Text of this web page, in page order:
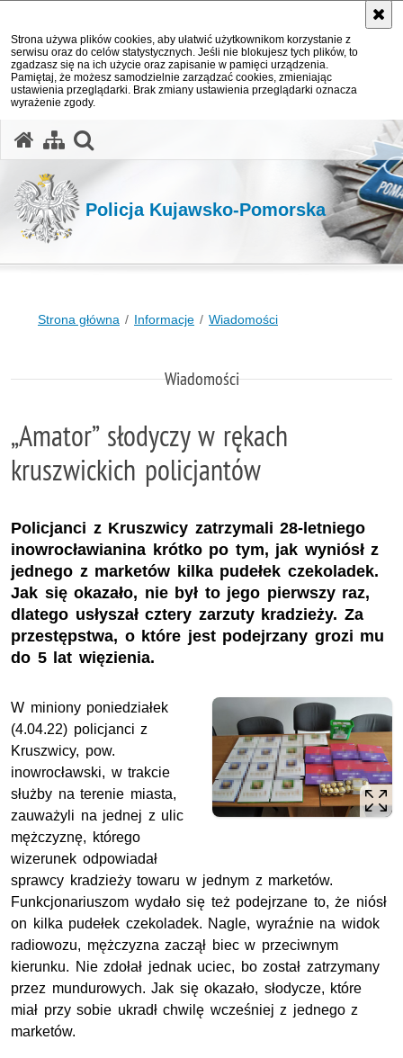
Strona używa plików cookies, aby ułatwić użytkownikom korzystanie z
serwisu oraz do celów statystycznych. Jeśli nie blokujesz tych plików, to
zgadzasz się na ich użycie oraz zapisanie w pamięci urządzenia.
Pamiętaj, że możesz samodzielnie zarządzać cookies, zmieniając
ustawienia przeglądarki. Brak zmiany ustawienia przeglądarki oznacza
wyrażenie zgody.
Policja Kujawsko-Pomorska
Strona główna Informacje Wiadomości
Wiadomości
„Amator” słodyczy w rękach
kruszwickich policjantów
Policjanci z Kruszwicy zatrzymali 28-letniego
inowrocławianina krótko po tym, jak wyniósł z
jednego z marketów kilka pudełek czekoladek.
Jak się okazało, nie był to jego pierwszy raz,
dlatego usłyszał cztery zarzuty kradzieży. Za
przestępstwa, o które jest podejrzany grozi mu
do 5 lat więzienia.
W miniony poniedziałek
(4.04.22) policjanci z
Kruszwicy, pow.
inowrocławski, w trakcie
służby na terenie miasta,
zauważyli na jednej z ulic
mężczyznę, którego
wizerunek odpowiadał
sprawcy kradzieży towaru w jednym z marketów.
Funkcjonariuszom wydało się też podejrzane to, że niósł
on kilka pudełek czekoladek. Nagle, wyraźnie na widok
radiowozu, mężczyzna zaczął biec w przeciwnym
kierunku. Nie zdołał jednak uciec, bo został zatrzymany
przez mundurowych. Jak się okazało, słodycze, które
miał przy sobie ukradł chwilę wcześniej z jednego z
marketów.